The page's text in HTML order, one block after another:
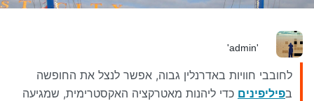
'admin'
לחובבי חוויות באדרנלין גבוה, אפשר לנצל את החופשה
בפיליפינים כדי ליהנות מאטרקציה האקסטרימית, שמגיעה